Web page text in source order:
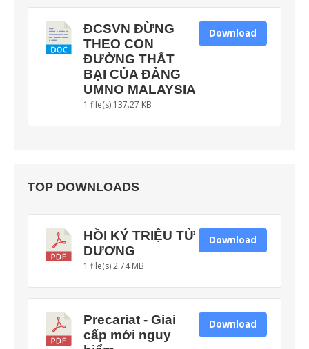
ĐCSVN ĐỪNG
THEO CON
ĐƯỜNG THẤT
BẠI CỦA ĐẢNG
UMNO MALAYSIA
1 file(s) 137.27 KB
Download
TOP DOWNLOADS
HỒI KÝ TRIỆU TỬ
DƯƠNG
1 file(s)2.74 MB
Download
Precariat - Giai
cấp mới nguy
Download